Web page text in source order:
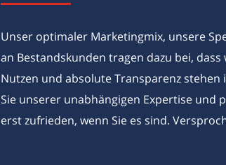
Unser optimaler Marketingmix, unsere
an Bestandskunden tragen dazu bei,
Nutzen und absolute Transparenz
Sie unserer unabhängigen Expertise und
erst zufrieden, wenn Sie es sind.